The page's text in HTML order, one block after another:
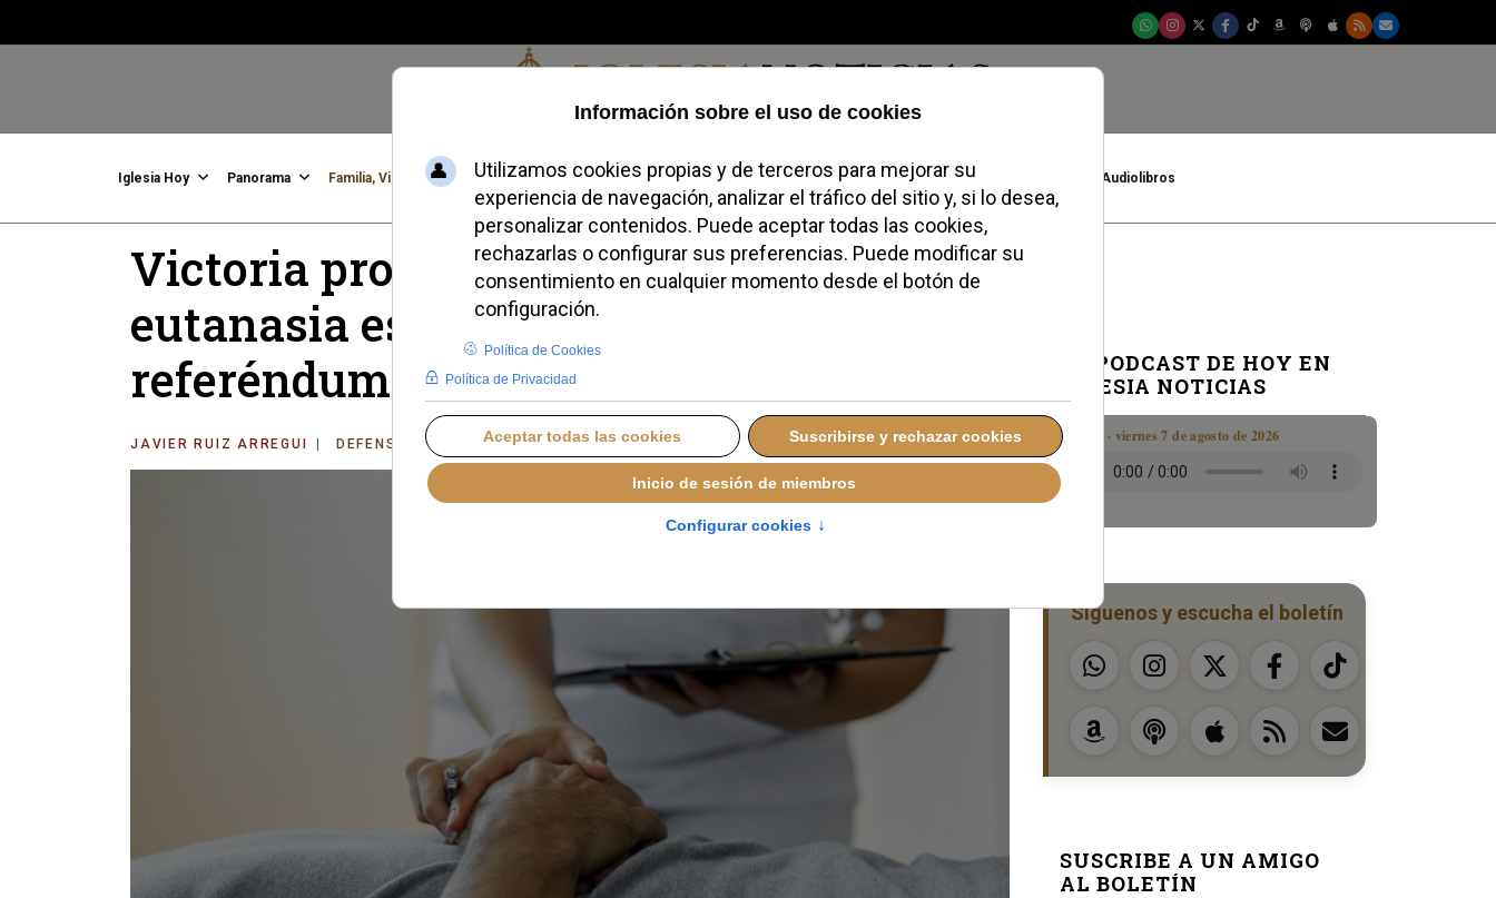
Viernes, 07 de agosto de 2026
Iglesia Hoy Panorama Familia, Vida, Identidad Credofobiómetro Blogs Temas Buscar #JovenesConFe Podcast Audiolibros
Victoria provida en Eslovenia: la
eutanasia es rechazada en el
referéndum
JAVIER RUIZ ARREGUI DEFENSA DE LA VIDA LUNES, 24 NOVIEMBRE 2025 23:25
EL PODCAST DE HOY EN
IGLESIA NOTICIAS
Boletín · viernes 7 de agosto de 2026
Síguenos y escucha el boletín
SUSCRIBE A UN AMIGO
AL BOLETÍN